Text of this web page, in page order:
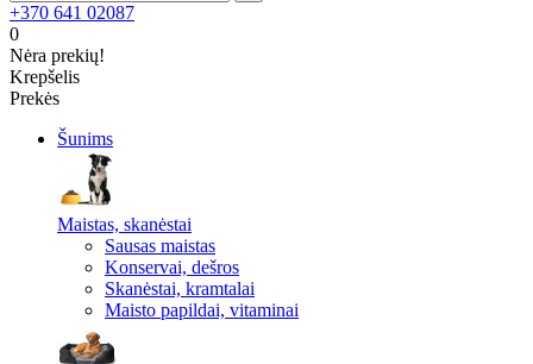
+370 641 02087
0
Nėra prekių!
Krepšelis
Prekės
Šunims
Maistas, skanėstai
Sausas maistas
Konservai, dešros
Skanėstai, kramtalai
Maisto papildai, vitaminai